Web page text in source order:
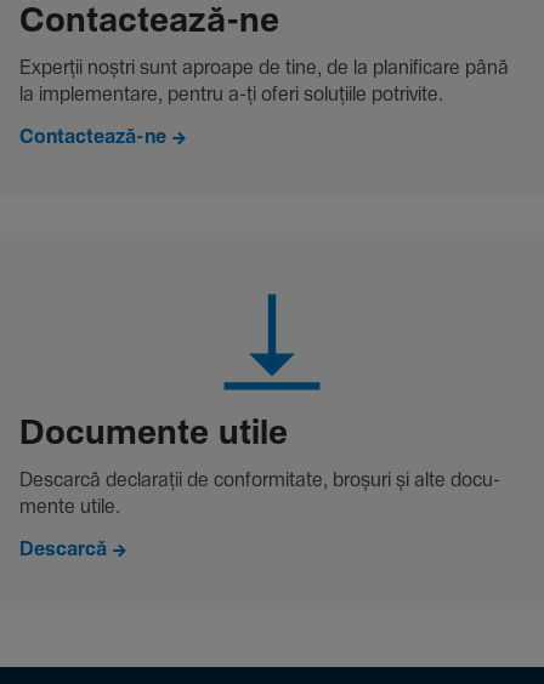
Contac­tează-ne
Experții noștri sunt aproape de tine, de la plani­fi­care până
la imple­men­tare, pentru a-ți oferi solu­țiile potri­vite.
Contactează-ne
Docu­mente utile
Descarcă decla­rații de conformitate, broșuri și alte docu­
mente utile.
Descarcă